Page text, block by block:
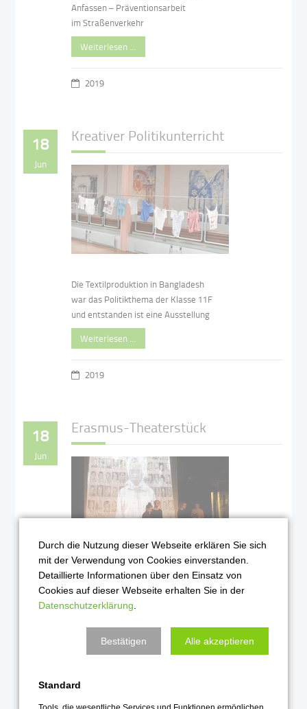
Anfassen – Präventionsarbeit
im Straßenverkehr
Weiterlesen …
2019
18
Jun
Kreativer Politikunterricht
Die Textilproduktion in Bangladesh
war das Politikthema der Klasse 11F
und entstanden ist eine Ausstellung
Weiterlesen …
2019
18
Jun
Erasmus-Theaterstück
Der WPU-Kurs Kunst Darstellendes
Spiel zeigt das Stück "Stranger in a
strange country" am 26. und 28. Juni
Weiterlesen …
Durch die Nutzung dieser Webseite erklären Sie sich
mit der Verwendung von Cookies einverstanden.
Detaillierte Informationen über den Einsatz von
Cookies auf dieser Webseite erhalten Sie in der
Datenschutzerklärung
Bestätigen Alle akzeptieren
Standard